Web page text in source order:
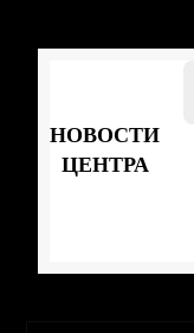
НОВОСТИ
ЦЕНТРА